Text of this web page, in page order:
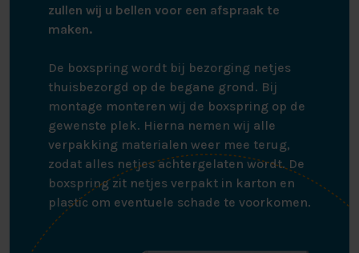
zullen wij u bellen voor een afspraak te
maken.
De boxspring wordt bij bezorging netjes
thuisbezorgd op de begane grond. Bij
montage monteren wij de boxspring op de
gewenste plek. Hierna nemen wij alle
verpakking materialen weer mee terug,
zodat alles netjes achtergelaten wordt. De
boxspring zit netjes verpakt in karton en
plastic om eventuele schade te voorkomen.